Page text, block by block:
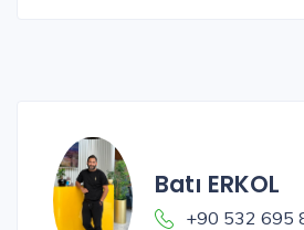
Batı ERKOL
+90 532 695